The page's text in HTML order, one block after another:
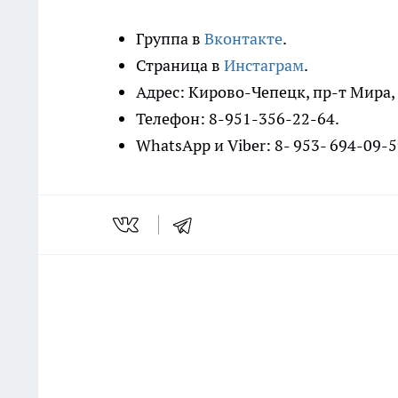
Группа в Вконтакте.
Страница в Инстаграм.
Адрес: Кирово-Чепецк, пр-т Мира,
Телефон: 8-951-356-22-64.
WhatsApp и Viber: 8- 953- 694-09-